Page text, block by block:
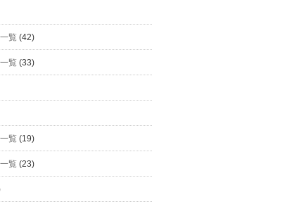
覧 (42)
覧 (33)
覧 (19)
覧 (23)